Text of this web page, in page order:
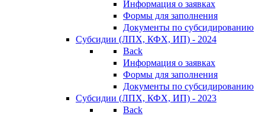
Информация о заявках
Формы для заполнения
Документы по субсидированию
Субсидии (ЛПХ, КФХ, ИП) - 2024
Back
Информация о заявках
Формы для заполнения
Документы по субсидированию
Субсидии (ЛПХ, КФХ, ИП) - 2023
Back